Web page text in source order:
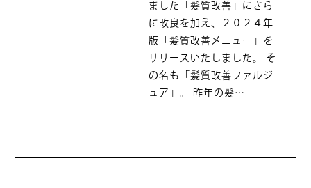
ました「髪質改善」にさら
に改良を加え、２０２４年
版「髪質改善メニュー」を
リリースいたしました。 そ
の名も「髪質改善ファルジ
ュア」。 昨年の髪…